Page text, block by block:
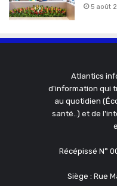
5 août
Atlantics
d'information qui
au quotidien
santé..) et de
Récépissé N°
Siège : Rue